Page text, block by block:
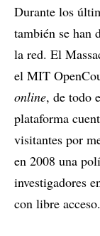
Durante los
también se han
la red. El
el MIT
online, de todo
plataforma
visitantes por
en 2008 una
investigadores
con libre acceso.